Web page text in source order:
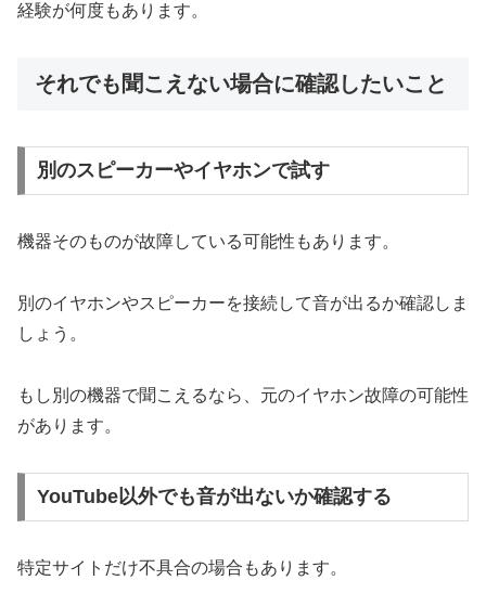
経験が何度もあります。
それでも聞こえない場合に確認したいこと
別のスピーカーやイヤホンで試す
機器そのものが故障している可能性もあります。
別のイヤホンやスピーカーを接続して音が出るか確認しま
しょう。
もし別の機器で聞こえるなら、元のイヤホン故障の可能性
があります。
YouTube以外でも音が出ないか確認する
特定サイトだけ不具合の場合もあります。